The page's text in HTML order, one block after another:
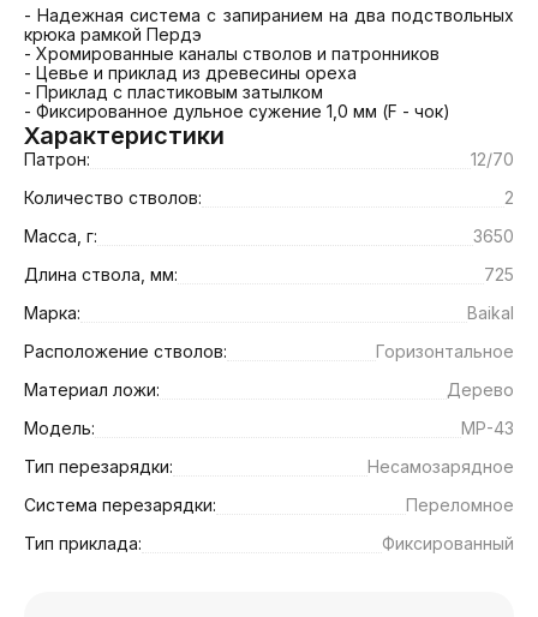
- Надежная система с запиранием на два подствольных
крюка рамкой Пердэ
- Хромированные каналы стволов и патронников
- Цевье и приклад из древесины ореха
- Приклад с пластиковым затылком
- Фиксированное дульное сужение 1,0 мм (F - чок)
Характеристики
Патрон:
12/70
Количество стволов:
2
Масса, г:
3650
Длина ствола, мм:
725
Марка:
Baikal
Расположение стволов:
Горизонтальное
Материал ложи:
Дерево
Модель:
МР-43
Тип перезарядки:
Несамозарядное
Система перезарядки:
Переломное
Тип приклада:
Фиксированный